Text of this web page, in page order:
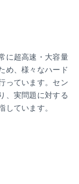
に超高速・大容量
め、様々なハード
っています。セン
、実問題に対する
しています。